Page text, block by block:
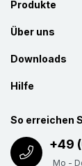
oder
längs mit
das Profil
sehr guter
Meterware
und
Produkte
Über uns
Downloads
Hilfe
So erreichen
+49
Mo -